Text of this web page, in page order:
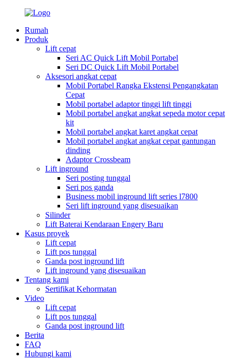
Rumah
Produk
Lift cepat
Seri AC Quick Lift Mobil Portabel
Seri DC Quick Lift Mobil Portabel
Aksesori angkat cepat
Mobil Portabel Rangka Ekstensi Pengangkatan
Cepat
Mobil portabel adaptor tinggi lift tinggi
Mobil portabel angkat angkat sepeda motor cepat
kit
Mobil portabel angkat karet angkat cepat
Mobil portabel angkat angkat cepat gantungan
dinding
Adaptor Crossbeam
Lift inground
Seri posting tunggal
Seri pos ganda
Business mobil inground lift series l7800
Seri lift inground yang disesuaikan
Silinder
Lift Baterai Kendaraan Engery Baru
Kasus proyek
Lift cepat
Lift pos tunggal
Ganda post inground lift
Lift inground yang disesuaikan
Tentang kami
Sertifikat Kehormatan
Video
Lift cepat
Lift pos tunggal
Ganda post inground lift
Berita
FAQ
Hubungi kami